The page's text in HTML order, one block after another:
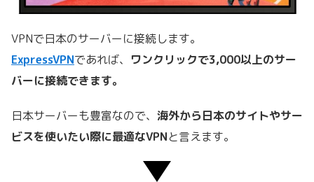
VPNで日本のサーバーに接続します。
ExpressVPNであれば、 ワンクリックで3,000以上のサー
バーに接続できます。
日本サーバーも豊富なので、 海外から日本のサイトやサー
ビスを使いたい際に最適なVPNと言えます。